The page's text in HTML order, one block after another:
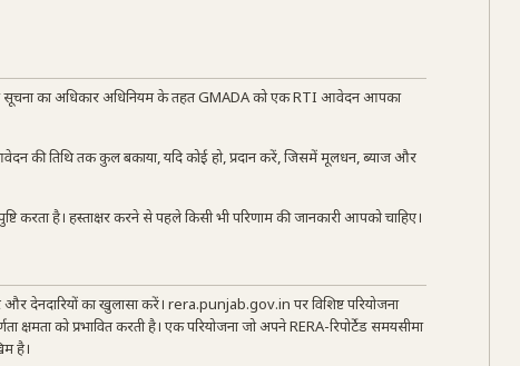
सूचना का अधिकार अधिनियम के तहत GMADA को एक RTI आवेदन आपका
की तिथि तक कुल बकाया, यदि कोई हो, प्रदान करें, जिसमें मूलधन, ब्याज और
करता है। हस्ताक्षर करने से पहले किसी भी परिणाम की जानकारी आपको चाहिए।
का खुलासा करें। rera.punjab.gov.in पर विशिष्ट परियोजना
को प्रभावित करती है। एक परियोजना जो अपने RERA-रिपोर्टेड समयसीमा
है।